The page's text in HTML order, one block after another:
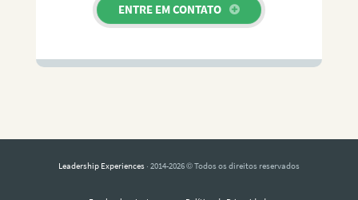
ENTRE EM CONTATO
Leadership Experiences · 2014-2026 © Todos os direitos reservados